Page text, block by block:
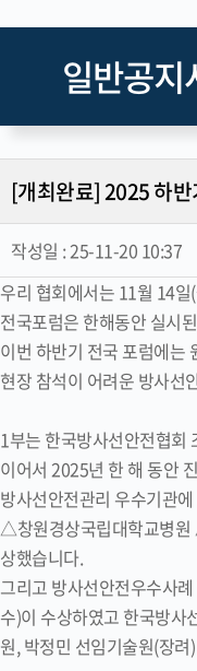
일반공지
[개최완료] 2025 하
작성일 :25-11-20 10:37
우리 협회에서는 11월 14
전국포럼은 한해동안 실시
이번 하반기 전국 포럼에는
현장 참석이 어려운 방사선
1부는 한국방사선안전협회
이어서 2025년 한 해 동안
방사선안전관리 우수기관
△창원경상국립대학교병원
상했습니다.
그리고 방사선안전우수사
수)이 수상하였고 한국방
원, 박정민 선임기술원(장